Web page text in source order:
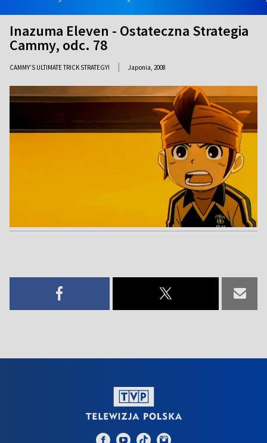
Inazuma Eleven - Ostateczna Strategia
Cammy, odc. 78
CAMMY’S ULTIMATE TRICK STRATEGY! | Japonia, 2008